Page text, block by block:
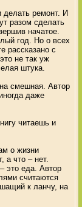
ремонт. И
разом сделать
начатое.
год. Но о всех
рассказано с
не так уж
штука.
смешная. Автор
даже
читаешь и
о жизни
а что – нет.
это еда. Автор
считаются
к ланчу, на